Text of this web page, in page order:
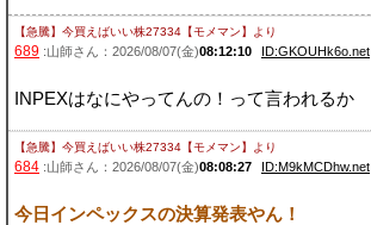
【急騰】今買えばいい株27334【モメマン】 より
689 :山師さん：2026/08/07(金)08:12:10 ID:GKOUHk6o.net
INPEXはなにやってんの！って言われるか
【急騰】今買えばいい株27334【モメマン】 より
684 :山師さん：2026/08/07(金)08:08:27 ID:M9kMCDhw.net
今日インペックスの決算発表やん！